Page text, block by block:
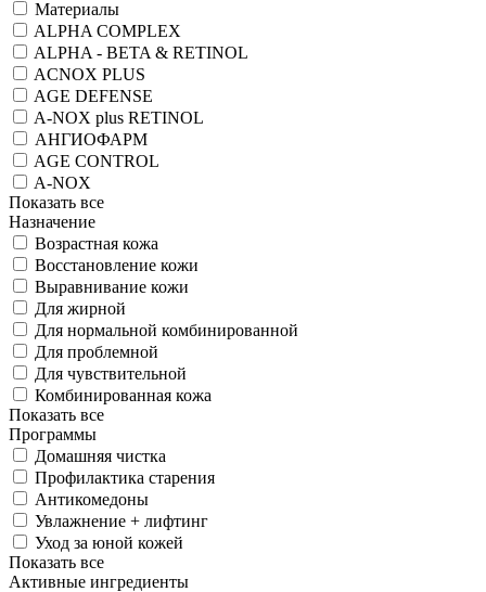
Материалы
ALPHA COMPLEX
ALPHA - BETA & RETINOL
ACNOX PLUS
AGE DEFENSE
A-NOX plus RETINOL
АНГИОФАРМ
AGE CONTROL
A-NOX
Показать все
Назначение
Возрастная кожа
Восстановление кожи
Выравнивание кожи
Для жирной
Для нормальной комбинированной
Для проблемной
Для чувствительной
Комбинированная кожа
Показать все
Программы
Домашняя чистка
Профилактика старения
Антикомедоны
Увлажнение + лифтинг
Уход за юной кожей
Показать все
Активные ингредиенты